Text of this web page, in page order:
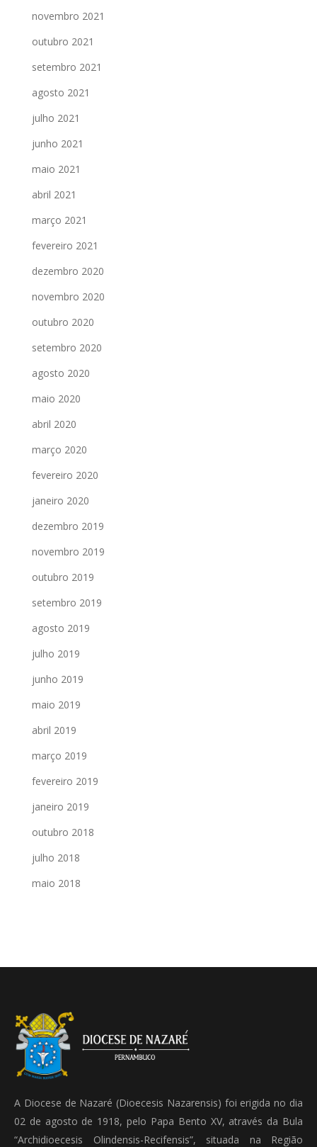
novembro 2021
outubro 2021
setembro 2021
agosto 2021
julho 2021
junho 2021
maio 2021
abril 2021
março 2021
fevereiro 2021
dezembro 2020
novembro 2020
outubro 2020
setembro 2020
agosto 2020
maio 2020
abril 2020
março 2020
fevereiro 2020
janeiro 2020
dezembro 2019
novembro 2019
outubro 2019
setembro 2019
agosto 2019
julho 2019
junho 2019
maio 2019
abril 2019
março 2019
fevereiro 2019
janeiro 2019
outubro 2018
julho 2018
maio 2018
A Diocese de Nazaré (Dioecesis Nazarensis) foi erigida no dia
02 de agosto de 1918, pelo Papa Bento XV, através da Bula
“Archidioecesis Olindensis-Recifensis”, situada na Região